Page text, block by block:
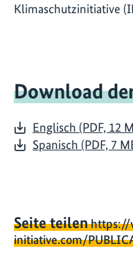
Klimaschutzinitiative
Download
Englisch (PDF, 12
Spanisch (PDF, 7
Seite teilenhttps://
initiative.com/